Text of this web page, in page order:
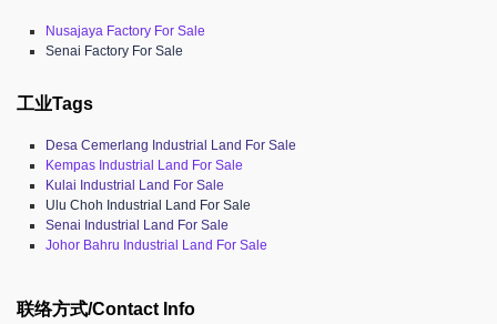
Nusajaya Factory For Sale
Senai Factory For Sale
工业Tags
Desa Cemerlang Industrial Land For Sale
Kempas Industrial Land For Sale
Kulai Industrial Land For Sale
Ulu Choh Industrial Land For Sale
Senai Industrial Land For Sale
Johor Bahru Industrial Land For Sale
联络方式/Contact Info